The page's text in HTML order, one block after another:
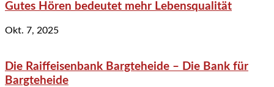
Gutes Hören bedeutet mehr Lebensqualität
Okt. 7, 2025
Die Raiffeisenbank Bargteheide – Die Bank für
Bargteheide